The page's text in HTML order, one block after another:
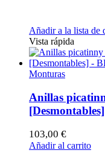
Añadir a la lista de
Vista rápida
Monturas
Anillas
103,00 €
Añadir al carrito